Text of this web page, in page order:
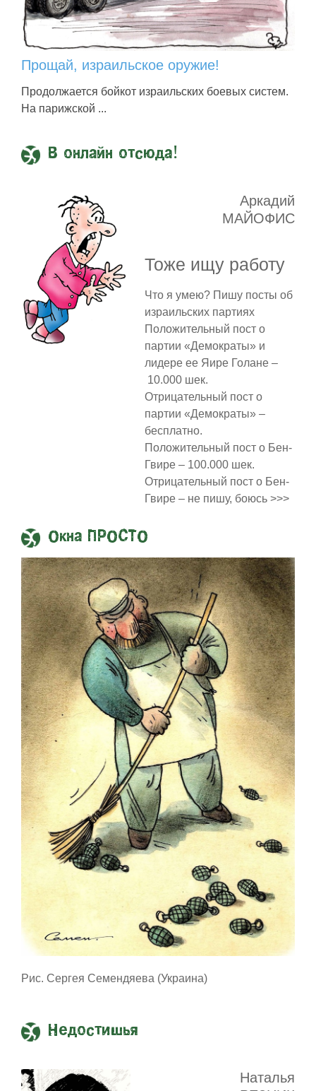
Прощай, израильское оружие!
Продолжается бойкот израильских боевых систем.
На парижской ...
В онлайн отсюда!
Аркадий
МАЙОФИС
Тоже ищу работу
Что я умею? Пишу посты об
израильских партиях
Положительный пост о
партии «Демократы» и
лидере ее Яире Голане –
10.000 шек.
Отрицательный пост о
партии «Демократы» –
бесплатно.
Положительный пост о Бен-
Гвире – 100.000 шек.
Отрицательный пост о Бен-
Гвире – не пишу, боюсь >>>
Окна ПРОСТО
Рис. Сергея Семендяева (Украина)
Недостишья
Наталья